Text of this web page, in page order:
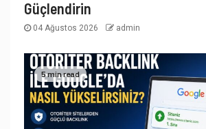
Güçlendirin
04 Ağustos 2026 admin
5 min read